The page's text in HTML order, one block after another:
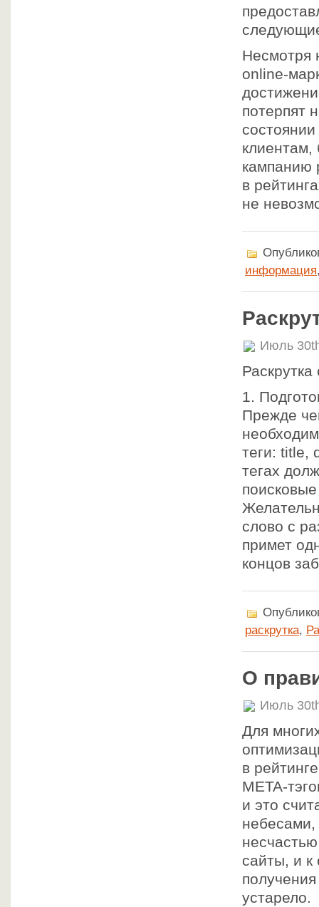
Несмотря
online-
потерпят
клиентам,
кампанию
в
не
информация
Июль
1.
Прежде
теги: title,
тегах
слово с
примет
концов
раскрутка,
О
Июль
Для
в
META-
и это
небесами,
сайты, и к
устарело.